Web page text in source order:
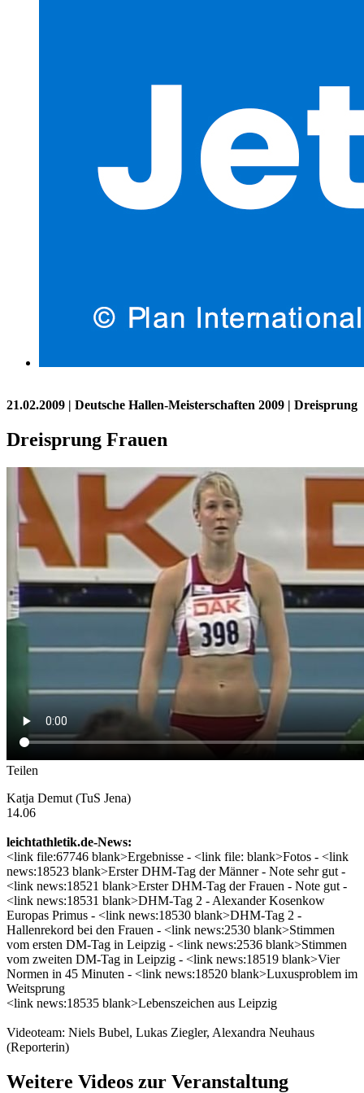
21.02.2009 | Deutsche Hallen-Meisterschaften 2009 | Dreisprung
Dreisprung Frauen
Teilen
Katja Demut (TuS Jena)
14.06
leichtathletik.de-News:
<link file:67746 blank>Ergebnisse - <link file: blank>Fotos - <link
news:18523 blank>Erster DHM-Tag der Männer - Note sehr gut -
<link news:18521 blank>Erster DHM-Tag der Frauen - Note gut -
<link news:18531 blank>DHM-Tag 2 - Alexander Kosenkow
Europas Primus - <link news:18530 blank>DHM-Tag 2 -
Hallenrekord bei den Frauen - <link news:2530 blank>Stimmen
vom ersten DM-Tag in Leipzig - <link news:2536 blank>Stimmen
vom zweiten DM-Tag in Leipzig - <link news:18519 blank>Vier
Normen in 45 Minuten - <link news:18520 blank>Luxusproblem im
Weitsprung
<link news:18535 blank>Lebenszeichen aus Leipzig
Videoteam: Niels Bubel, Lukas Ziegler, Alexandra Neuhaus
(Reporterin)
Weitere Videos zur Veranstaltung